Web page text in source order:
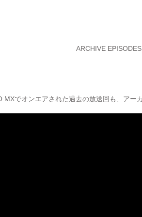
ARCHIVE EPISODES
MXでオンエアされた過去の放送回も、アー